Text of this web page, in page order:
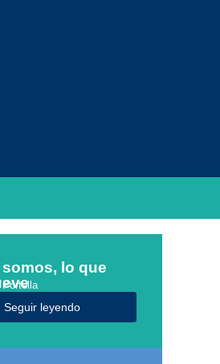
lo que
Seguir leyendo